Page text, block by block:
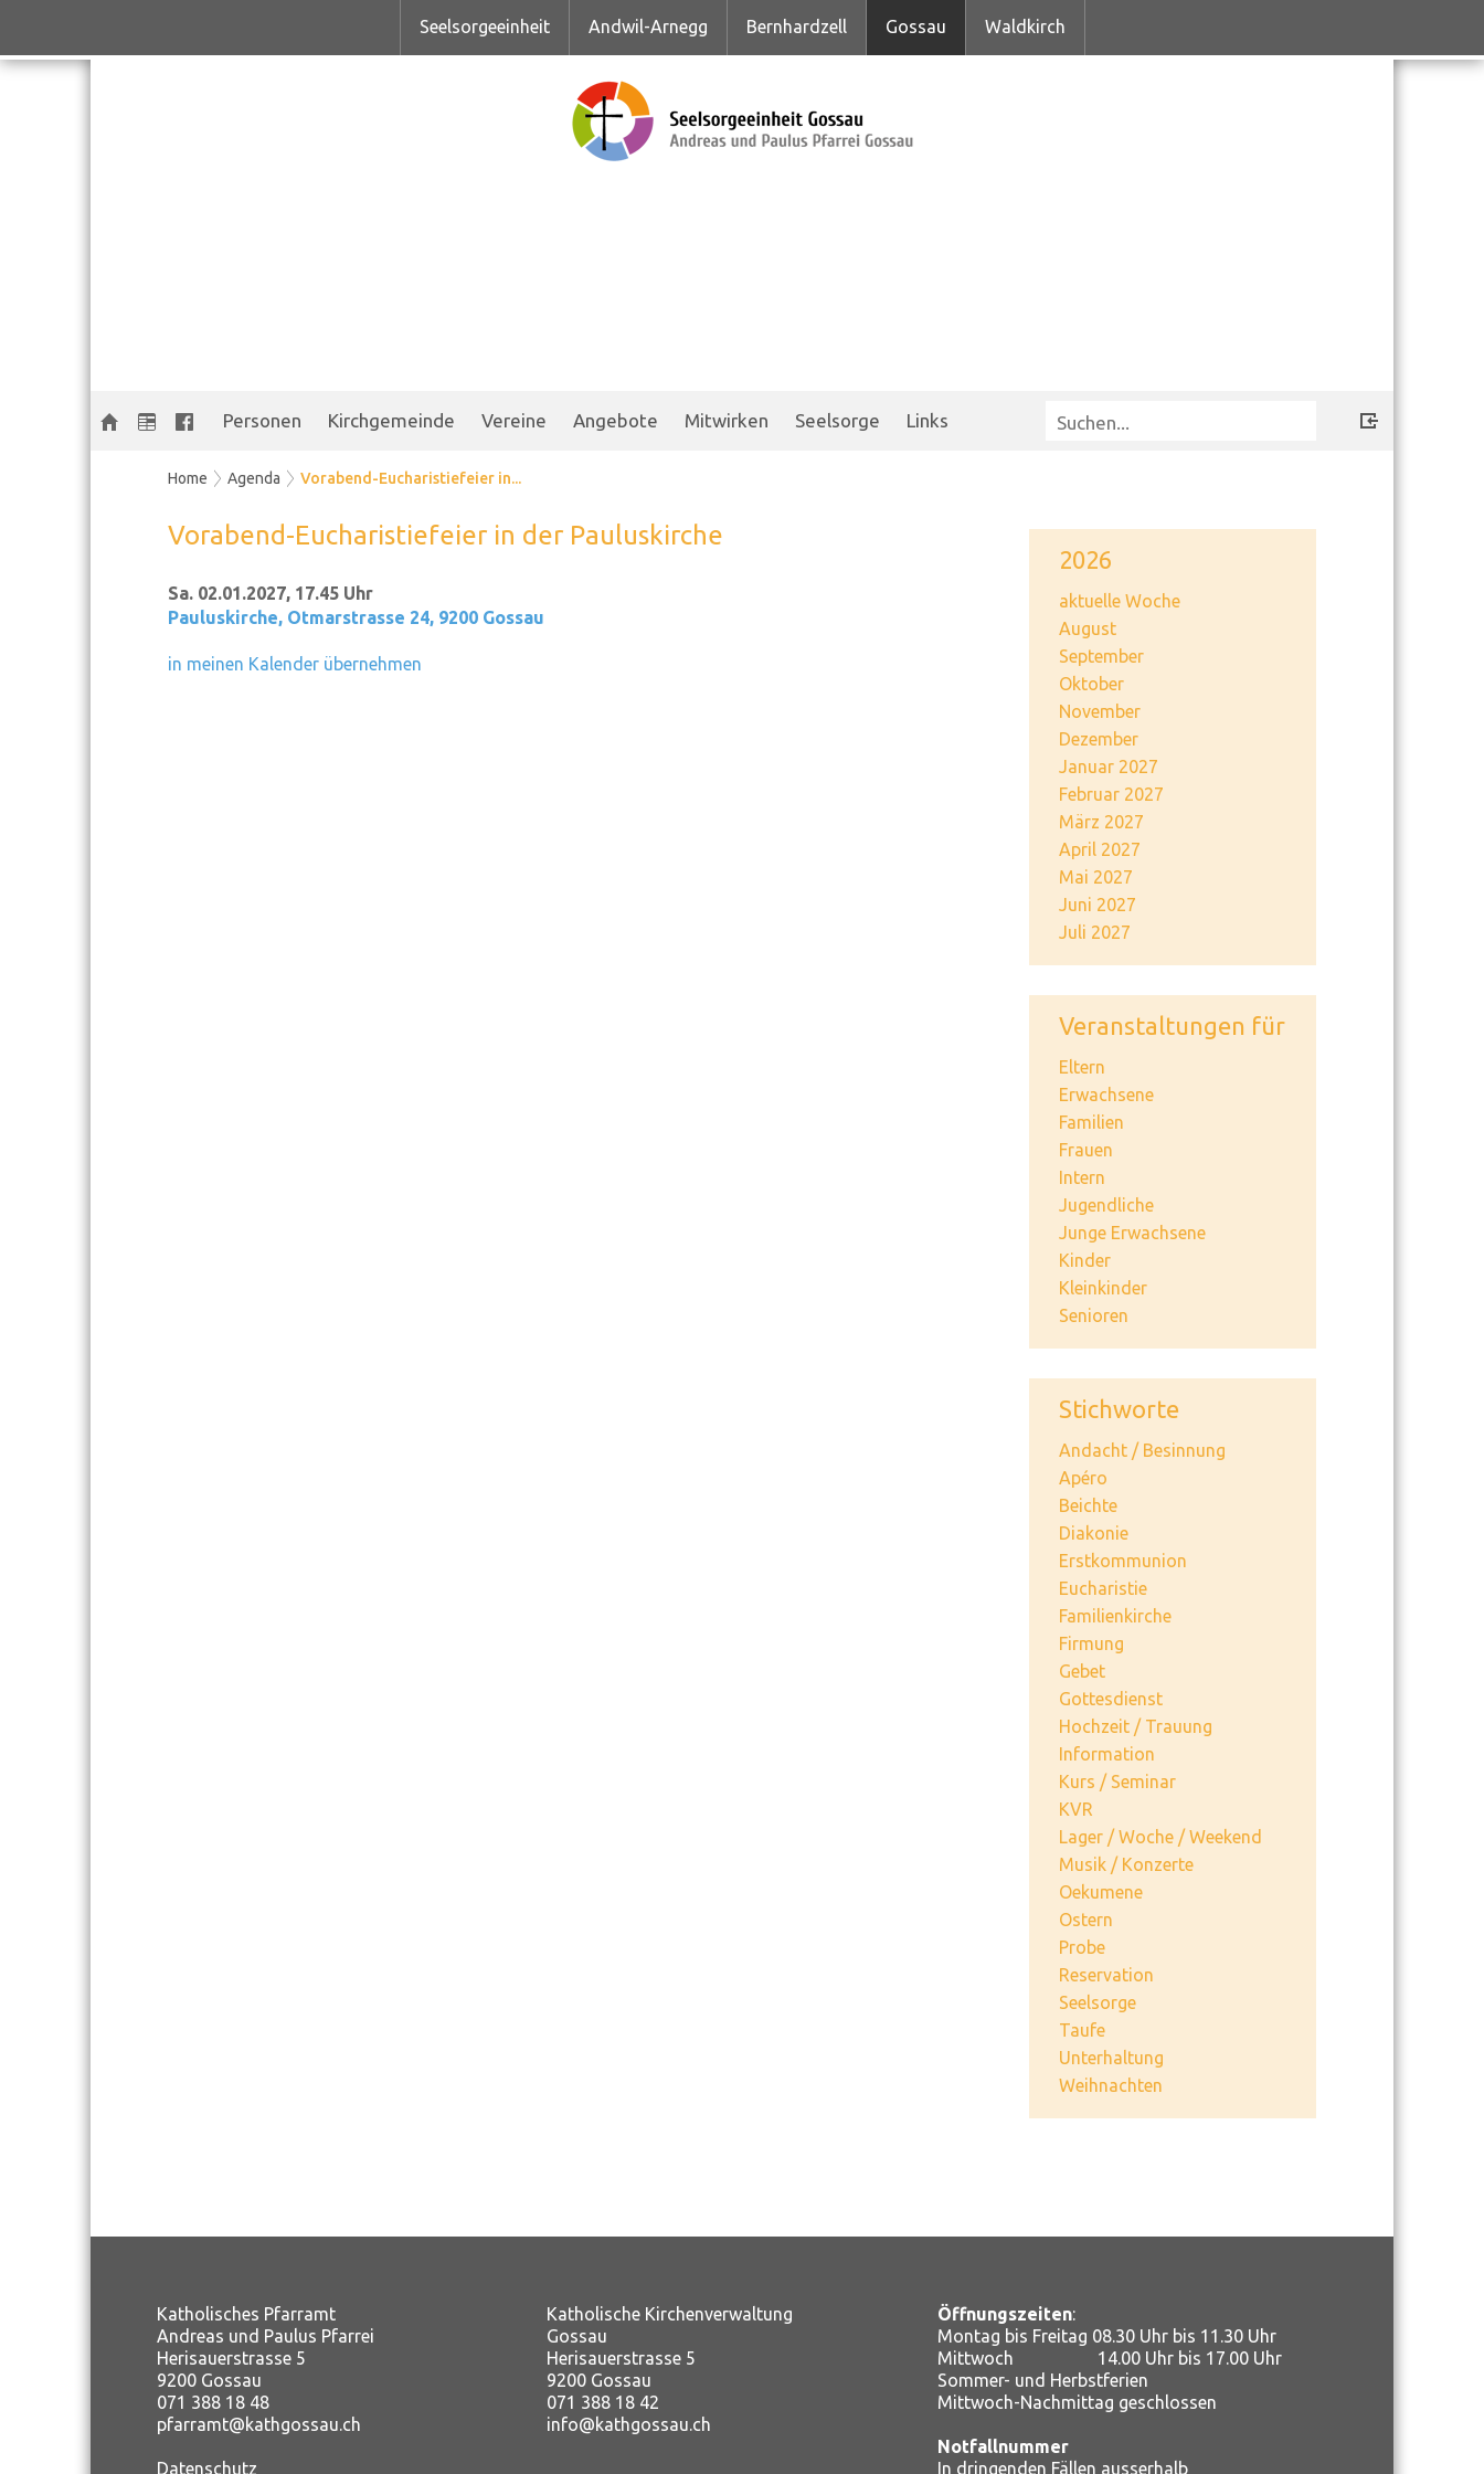
Seelsorgeeinheit Andwil-Arnegg Bernhardzell Gossau Waldkirch
Personen Kirchgemeinde Vereine Angebote Mitwirken Seelsorge Links
Home Agenda Vorabend-Eucharistiefeier in...
2026
aktuelle Woche
August
September
Oktober
November
Dezember
Januar 2027
Februar 2027
März 2027
April 2027
Mai 2027
Juni 2027
Juli 2027
Veranstaltungen für
Eltern
Erwachsene
Familien
Frauen
Intern
Jugendliche
Junge Erwachsene
Kinder
Kleinkinder
Senioren
Stichworte
Andacht / Besinnung
Apéro
Beichte
Diakonie
Erstkommunion
Eucharistie
Familienkirche
Firmung
Gebet
Gottesdienst
Hochzeit / Trauung
Information
Kurs / Seminar
KVR
Lager / Woche / Weekend
Musik / Konzerte
Oekumene
Ostern
Probe
Reservation
Seelsorge
Taufe
Unterhaltung
Weihnachten
Vorabend-Eucharistiefeier in der Pauluskirche
Sa. 02.01.2027, 17.45 Uhr
Pauluskirche, Otmarstrasse 24, 9200 Gossau
in meinen Kalender übernehmen
Katholisches Pfarramt
Andreas und Paulus Pfarrei
Herisauerstrasse 5
9200 Gossau
071 388 18 48
pfarramt@kathgossau.ch
Datenschutz
Katholische Kirchenverwaltung
Gossau
Herisauerstrasse 5
9200 Gossau
071 388 18 42
info@kathgossau.ch
Öffnungszeiten:
Montag bis Freitag 08.30 Uhr bis 11.30 Uhr
Mittwoch 14.00 Uhr bis 17.00 Uhr
Sommer- und Herbstferien
Mittwoch-Nachmittag geschlossen
Notfallnummer
In dringenden Fällen ausserhalb